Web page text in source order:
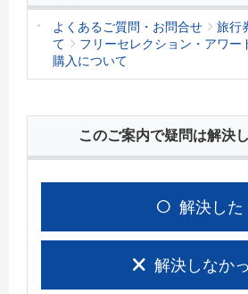
よくあるご質問・お問合せ
旅行
て
フリーセレクション・アワー
購入について
このご案内で疑問は解決
解決した
解決しなか